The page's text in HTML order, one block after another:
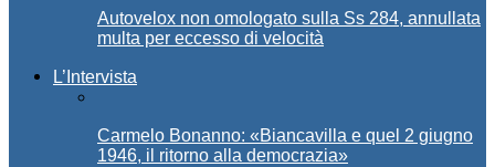
Autovelox non omologato sulla Ss 284, annullata
multa per eccesso di velocità
L’Intervista
Carmelo Bonanno: «Biancavilla e quel 2 giugno
1946, il ritorno alla democrazia»